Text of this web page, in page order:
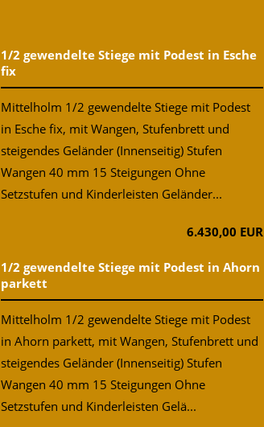
1/2 gewendelte Stiege mit Podest in Esche
fix
Mittelholm 1/2 gewendelte Stiege mit Podest
in Esche fix, mit Wangen, Stufenbrett und
steigendes Geländer (Innenseitig) Stufen
Wangen 40 mm 15 Steigungen Ohne
Setzstufen und Kinderleisten Geländer...
6.430,00 EUR
1/2 gewendelte Stiege mit Podest in Ahorn
parkett
Mittelholm 1/2 gewendelte Stiege mit Podest
in Ahorn parkett, mit Wangen, Stufenbrett und
steigendes Geländer (Innenseitig) Stufen
Wangen 40 mm 15 Steigungen Ohne
Setzstufen und Kinderleisten Gelä...